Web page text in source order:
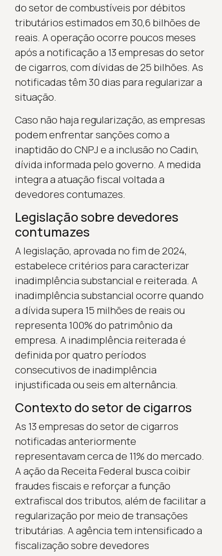
do setor de combustíveis por débitos
tributários estimados em 30,6 bilhões de
reais. A operação ocorre poucos meses
após a notificação a 13 empresas do setor
de cigarros, com dívidas de 25 bilhões. As
notificadas têm 30 dias para regularizar a
situação.
Caso não haja regularização, as empresas
podem enfrentar sanções como a
inaptidão do CNPJ e a inclusão no Cadin,
dívida informada pelo governo. A medida
integra a atuação fiscal voltada a
devedores contumazes.
Legislação sobre devedores
contumazes
A legislação, aprovada no fim de 2024,
estabelece critérios para caracterizar
inadimplência substancial e reiterada. A
inadimplência substancial ocorre quando
a dívida supera 15 milhões de reais ou
representa 100% do patrimônio da
empresa. A inadimplência reiterada é
definida por quatro períodos
consecutivos de inadimplência
injustificada ou seis em alternância.
Contexto do setor de cigarros
As 13 empresas do setor de cigarros
notificadas anteriormente
representavam cerca de 11% do mercado.
A ação da Receita Federal busca coibir
fraudes fiscais e reforçar a função
extrafiscal dos tributos, além de facilitar a
regularização por meio de transações
tributárias. A agência tem intensificado a
fiscalização sobre devedores